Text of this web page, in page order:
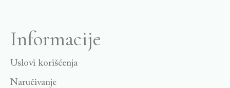
Informacije
Uslovi korišćenja
Naručivanje